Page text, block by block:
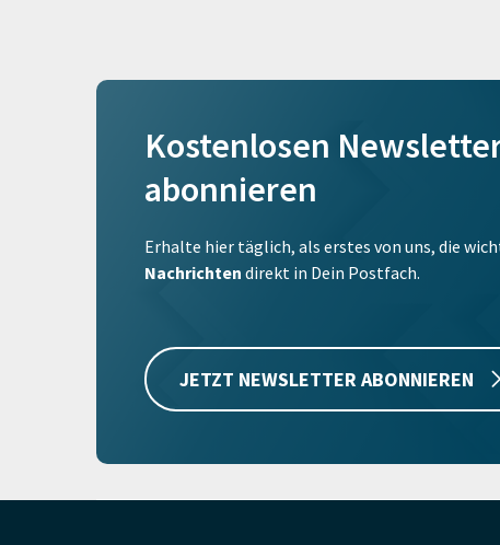
Kostenlosen
abonnieren
Erhalte hier täglich, als erstes von uns, die
Nachrichten direkt in Dein Postfach.
JETZT NEWSLETTER ABONNIEREN